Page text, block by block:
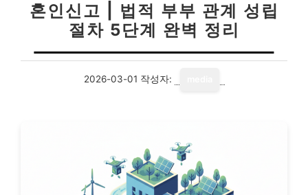
혼인신고 | 법적 부부 관계 성립
절차 5단계 완벽 정리
2026-03-01 작성자: